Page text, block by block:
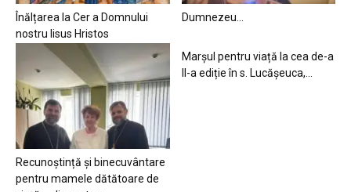
Înălțarea la Cer a Domnului
nostru Iisus Hristos
Dumnezeu…
Recunoștință și binecuvântare
pentru mamele dătătoare de
Marșul pentru viață la cea de-a
II-a ediție în s. Lucășeuca,...